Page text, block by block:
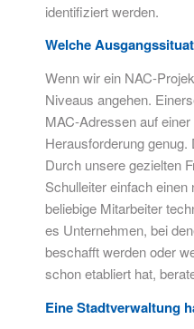
identifiziert werden.
Welche
Wenn wir ein NAC-
Niveaus angehen.
MAC-Adressen auf
Herausforderung
Durch unsere gezielten
Schulleiter einfach
beliebige Mitarbeiter
es Unternehmen, bei
beschafft werden oder
schon etabliert hat,
Eine Stadtverwaltung